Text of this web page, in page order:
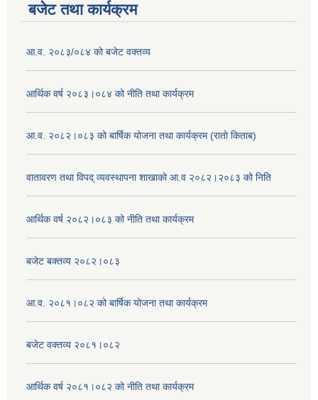
बजेट तथा कार्यक्रम
आ.व. २०८३/०८४ को बजेट वक्तव्य
आर्थिक वर्ष २०८३।०८४ को नीति तथा कार्यक्रम
आ.व. २०८२।०८३ को बार्षिक योजना तथा कार्यक्रम (रातो किताब)
वातावरण तथा विपद् व्यवस्थापना शाखाको आ.व २०८२।२०८३ को निति
आर्थिक वर्ष २०८२।०८३ को नीति तथा कार्यक्रम
बजेट बक्तव्य २०८२।०८३
आ.व. २०८१।०८२ को बार्षिक योजना तथा कार्यक्रम
बजेट वक्तव्य २०८१।०८२
आर्थिक वर्ष २०८१।०८२ को नीति तथा कार्यक्रम